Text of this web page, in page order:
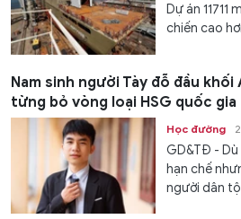
Dự án
chiến cao
Nam sinh người Tày đỗ đầu khối
từng bỏ vòng loại HSG quốc gia
Học đường
GD&TĐ -
hạn chế
người dân